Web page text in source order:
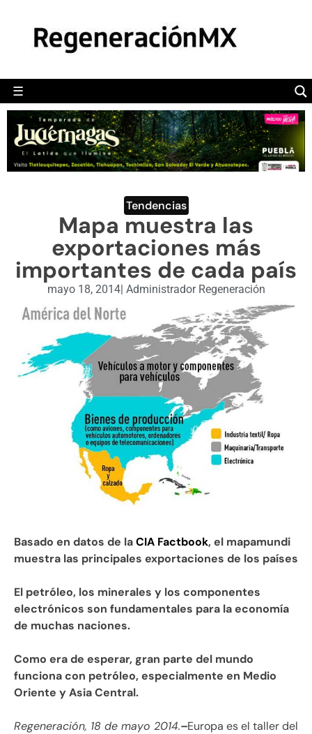
☰
POLÍTICA
CAMALEÓN
OPINIÓN
DEPORTES
ENGLISH SECTION
VIDEOS
Tendencias
Mapa muestra las
exportaciones más
importantes de cada país
mayo 18, 2014| Administrador Regeneración
Basado en datos de laCIA Factbook, el mapamundi
muestra las principales exportaciones de los países
El petróleo, los minerales y los componentes
electrónicos son fundamentales para la economía
de muchas naciones.
Como era de esperar, gran parte del mundo
funciona con petróleo, especialmente en Medio
Oriente y Asia Central.
Regeneración, 18 de mayo 2014.–Europa es el taller del